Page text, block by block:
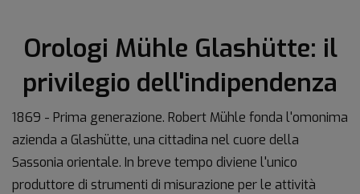
Orologi Mühle Glashütte: il
privilegio dell'indipendenza
1869 - Prima generazione. Robert Mühle fonda l'omonima
azienda a Glashütte, una cittadina nel cuore della
Sassonia orientale. In breve tempo diviene l'unico
produttore di strumenti di misurazione per le attività